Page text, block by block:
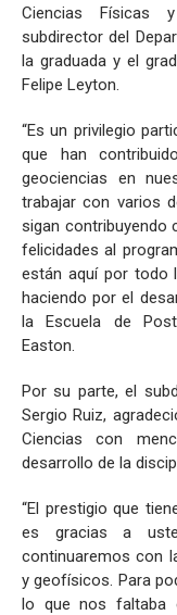
Ciencias Físicas
subdirector del
la graduada y el
Felipe Leyton.
“Es un privilegio
que han
geociencias en
trabajar con varios
sigan contribuyendo
felicidades al
están aquí por todo
haciendo por el
la Escuela de
Easton.
Por su parte, el
Sergio Ruiz,
Ciencias con
desarrollo de la
“El prestigio que
es gracias a
continuaremos con
y geofísicos. Para
lo que nos faltaba